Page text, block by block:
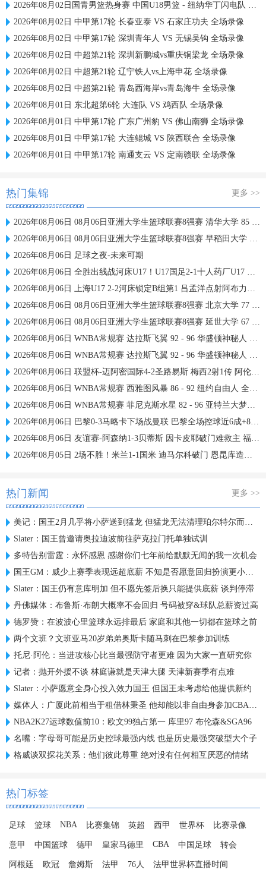
2026年08月02日国青男篮热身赛 中国U18男篮 - 纽纳华丁闪电队 全场录像
2026年08月02日 中甲第17轮 长春亚泰 VS 石家庄功夫 全场录像
2026年08月02日 中甲第17轮 深圳青年人 VS 无锡吴钩 全场录像
2026年08月02日 中超第21轮 深圳新鹏城vs重庆铜梁龙 全场录像
2026年08月02日 中超第21轮 辽宁铁人vs上海申花 全场录像
2026年08月02日 中超第21轮 青岛西海岸vs青岛海牛 全场录像
2026年08月01日 东北超第6轮 大连队 VS 鸡西队 全场录像
2026年08月01日 中甲第17轮 广东广州豹 VS 佛山南狮 全场录像
2026年08月01日 中甲第17轮 大连鲲城 VS 陕西联合 全场录像
2026年08月01日 中甲第17轮 南通支云 VS 定南赣联 全场录像
热门集锦 更多 >>
2026年08月06日 08月06日亚洲大学生篮球联赛8强赛 清华大学 85 - 81 菲律宾大学 集锦
2026年08月06日 08月06日亚洲大学生篮球联赛8强赛 早稻田大学 78 - 71 高丽大学 集锦
2026年08月06日 足球之夜-未来可期
2026年08月06日 全胜出线战河床U17！U17国足2-1十人药厂U17 赵松源登场1分钟传射
2026年08月06日 上海U17 2-2河床锁定B组第1 吕孟洋点射阿布力米破门 将战A组第2
2026年08月06日 08月06日亚洲大学生篮球联赛8强赛 北京大学 77 - 79 上海交通大学 集锦
2026年08月06日 08月06日亚洲大学生篮球联赛8强赛 延世大学 67 - 72 政治大学 集锦
2026年08月06日 WNBA常规赛 达拉斯飞翼 92 - 96 华盛顿神秘人 全场集锦
2026年08月06日 WNBA常规赛 达拉斯飞翼 92 - 96 华盛顿神秘人 全场集锦
2026年08月06日 联盟杯-迈阿密国际4-2圣路易斯 梅西2射1传 阿伦助攻戴帽
2026年08月06日 WNBA常规赛 西雅图风暴 86 - 92 纽约自由人 全场集锦
2026年08月06日 WNBA常规赛 菲尼克斯水星 82 - 96 亚特兰大梦想 全场集锦
2026年08月06日 巴黎0-3马略卡下场战曼联 巴黎全场控球近6成+8射3正未果
2026年08月06日 友谊赛-阿森纳1-3贝蒂斯 因卡皮耶破门难救主 福纳尔斯1射2传
2026年08月05日 2场不胜！米兰1-1国米 迪马尔科破门 恩昆库造点+点射拉莫斯登场
热门新闻 更多 >>
美记：国王2月几乎将小萨送到猛龙 但猛龙无法清理珀尔特尔而告吹
Slater：国王曾邀请奥拉迪波前往萨克拉门托单独试训
多特告别雷霆：永怀感恩 感谢你们七年前给默默无闻的我一次机会
国王GM：威少上赛季表现远超底薪 不知是否愿意回归扮演更小角色
Slater：国王仍有意库明加 但不愿先签后换只能提供底薪 谈判停滞
丹佛媒体：布鲁斯·布朗大概率不会回归 号码被穿&球队总薪资过高
德罗赞：在波波心里篮球永远排最后 家庭和其他一切都在篮球之前
两个文班？文班亚马20岁弟弟奥斯卡随马刺在巴黎参加训练
托尼·阿伦：当进攻核心比当最强防守者更难 因为大家一直研究你
记者：抛开外援不谈 林庭谦就是天津大腿 天津新赛季有点难
Slater：小萨愿意全身心投入效力国王 但国王未考虑给他提供新约
媒体人：广厦此前相当于租借林秉圣 他却能以非自由身参加CBA选秀
NBA2K27运球数值前10：欧文99独占第一 库里97 布伦森&SGA96
名嘴：字母哥可能是历史控球最强内线 也是历史最强突破型大个子
格威谈双探花关系：他们彼此尊重 绝对没有任何相互厌恶的情绪
热门标签
足球 篮球 NBA 比赛集锦 英超 西甲 世界杯 比赛录像
意甲 中国篮球 德甲 皇家马德里 CBA 中国足球 转会
阿根廷 欧冠 詹姆斯 法甲 76人 法甲世界杯直播时间